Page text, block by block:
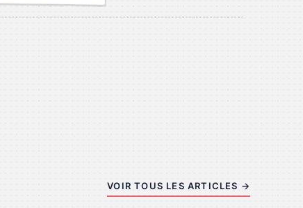
VOIR TOUS LES ARTICLES →